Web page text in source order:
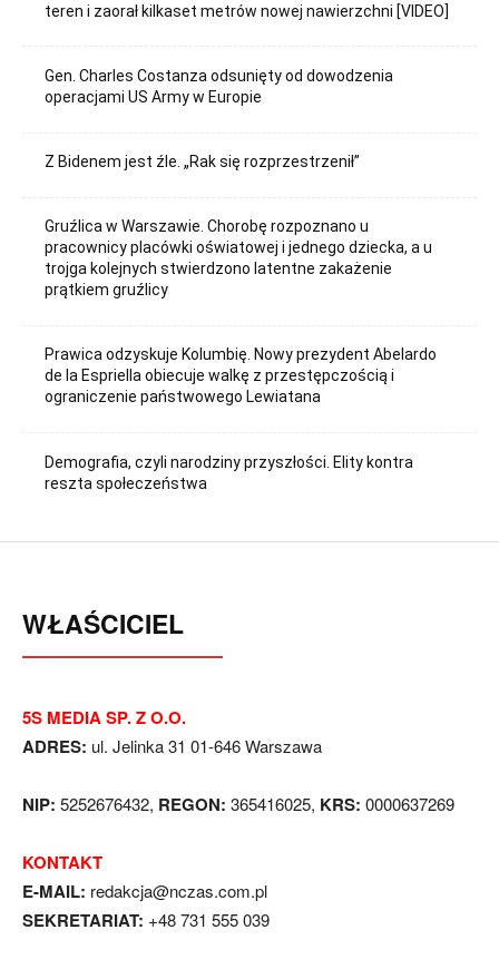
teren i zaorał kilkaset metrów nowej nawierzchni [VIDEO]
Gen. Charles Costanza odsunięty od dowodzenia
operacjami US Army w Europie
Z Bidenem jest źle. „Rak się rozprzestrzenił”
Gruźlica w Warszawie. Chorobę rozpoznano u
pracownicy placówki oświatowej i jednego dziecka, a u
trojga kolejnych stwierdzono latentne zakażenie
prątkiem gruźlicy
Prawica odzyskuje Kolumbię. Nowy prezydent Abelardo
de la Espriella obiecuje walkę z przestępczością i
ograniczenie państwowego Lewiatana
Demografia, czyli narodziny przyszłości. Elity kontra
reszta społeczeństwa
WŁAŚCICIEL
5S MEDIA SP. Z O.O.
ADRES: ul. Jelinka 31 01-646 Warszawa
NIP: 5252676432, REGON: 365416025, KRS: 0000637269
KONTAKT
E-MAIL: redakcja@nczas.com.pl
SEKRETARIAT: +48 731 555 039